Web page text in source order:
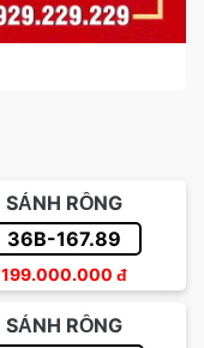
SẢNH RỒNG
36B-167.89
199.000.000 đ
SẢNH RỒNG